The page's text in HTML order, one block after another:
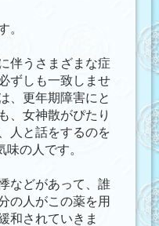
。
伴うさまざまな症
ずしも一致しませ
、更年期障害にと
、女神散がぴたり
人と話をするのを
の人です。
などがあって、誰
の人がこの薬を用
和されていきま